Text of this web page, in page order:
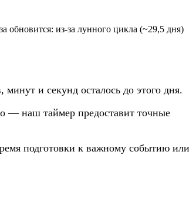
из-за лунного цикла (~29,5 дня)
и секунд осталось до этого дня.
— наш таймер предоставит точные
подготовки к важному событию или